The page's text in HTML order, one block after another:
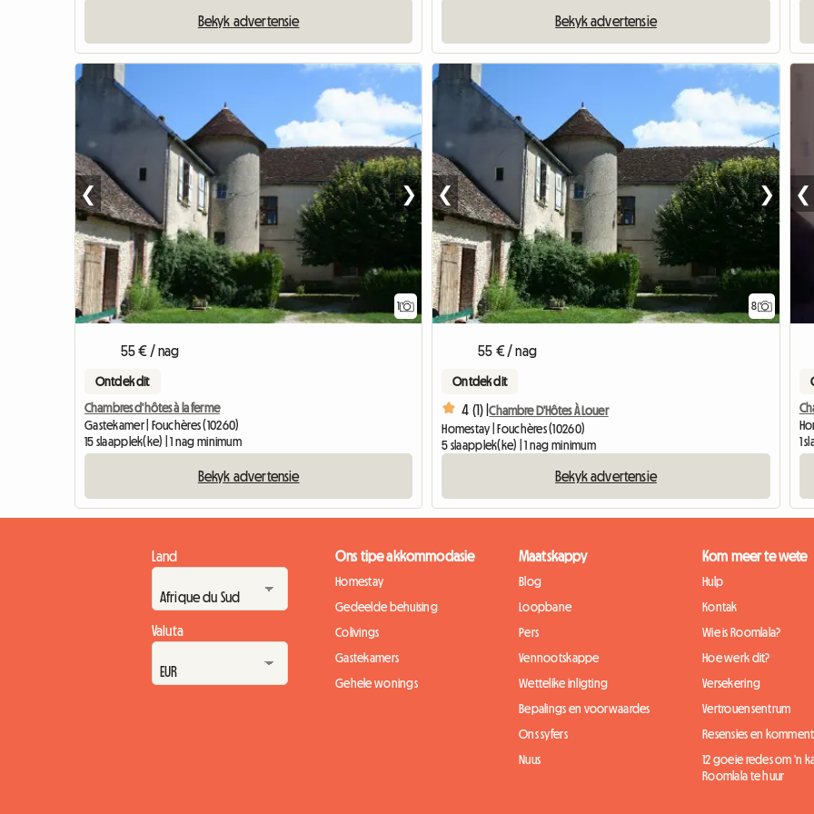
Bekyk advertensie Bekyk advertensie
1
Bekyk die advertensie
❮ ❯
55 € / nag
Ontdek dit
Chambres d'hôtes à la ferme
Gastekamer | Fouchères (10260)
15 slaapplek(ke) | 1 nag minimum
Bekyk advertensie
8
❮ ❯
55 € / nag
Ontdek dit
4 (1) |Chambre D'Hôtes À Louer
Homestay | Fouchères (10260)
5 slaapplek(ke) | 1 nag minimum
Bekyk advertensie
❮
1
Land
Valuta
Ons tipe akkommodasie
Homestay
Gedeelde behuising
Colivings
Gastekamers
Gehele wonings
Maatskappy
Blog
Loopbane
Pers
Vennootskappe
Wettelike inligting
Bepalings en voorwaardes
Ons syfers
Nuus
Kom meer te wete
Hulp
Kontak
Wie is Roomlala?
Hoe werk dit?
Versekering
Vertrouensentrum
Resensies en
12 goeie redes om 'n
Roomlala te huur